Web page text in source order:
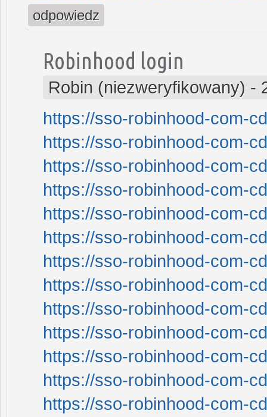
odpowiedz
Robinhood login
Robin (niezweryfikowany) -
https://sso-robinhood-com-
https://sso-robinhood-com-
https://sso-robinhood-com-
https://sso-robinhood-com-
https://sso-robinhood-com-
https://sso-robinhood-com-
https://sso-robinhood-com-
https://sso-robinhood-com-
https://sso-robinhood-com-
https://sso-robinhood-com-
https://sso-robinhood-com-
https://sso-robinhood-com-
https://sso-robinhood-com-